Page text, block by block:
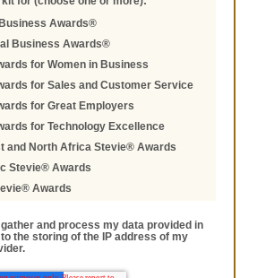
Awards®
Business Awards®
for Women in Business
for Sales and Customer Service
for Great Employers
for Technology Excellence
and North Africa Stevie® Awards
Stevie® Awards
Awards
gather and process my data provided in
the storing of the IP address of my